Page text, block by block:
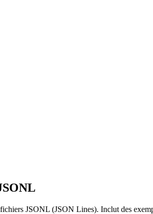
JSONL (JSON Lines). Inclut des